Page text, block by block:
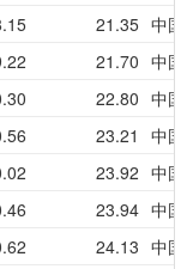
21.35 中国
21.70 中国
22.80 中国
23.21
中国
23.92 中国
23.94 中国
24.13 中国